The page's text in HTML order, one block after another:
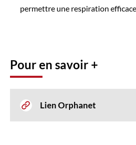
permettre une respiration
Pour en savoir +
Lien Orphanet